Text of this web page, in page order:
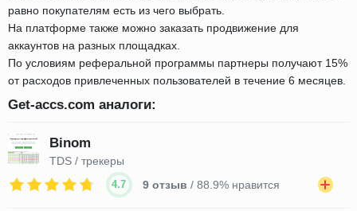
равно покупателям есть из чего выбрать.
На платформе также можно заказать продвижение для
аккаунтов на разных площадках.
По условиям реферальной программы партнеры получают 15%
от расходов привлеченных пользователей в течение 6 месяцев.
Get-accs.com аналоги:
Binom
TDS / трекеры
4.7 9 отзыв / 88.9% нравится